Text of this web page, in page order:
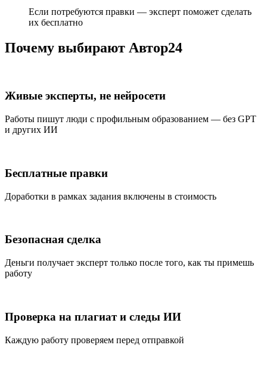
Если потребуются правки — эксперт поможет сделать
их бесплатно
Почему выбирают Автор24
Живые эксперты, не нейросети
Работы пишут люди с профильным образованием — без GPT
и других ИИ
Бесплатные правки
Доработки в рамках задания включены в стоимость
Безопасная сделка
Деньги получает эксперт только после того, как ты примешь
работу
Проверка на плагиат и следы ИИ
Каждую работу проверяем перед отправкой